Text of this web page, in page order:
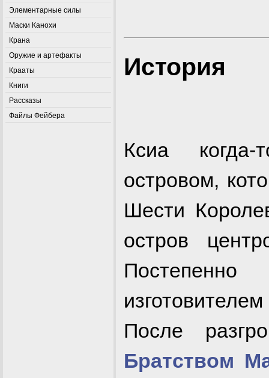
Элементарные силы
Маски Канохи
Крана
Оружие и артефакты
Крааты
Книги
Рассказы
Файлы Фейбера
История
Ксиа
островом,
Шести
остров
После
Братством